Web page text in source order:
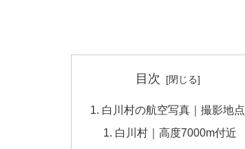
目次
白川村の航空写真｜撮影地点
白川村｜高度7000m付近